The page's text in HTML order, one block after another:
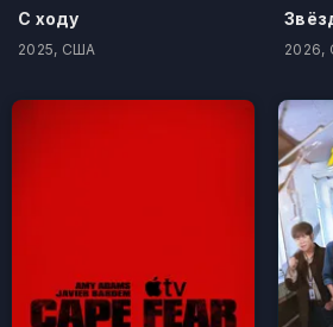
С ходу
2025, США 2026,